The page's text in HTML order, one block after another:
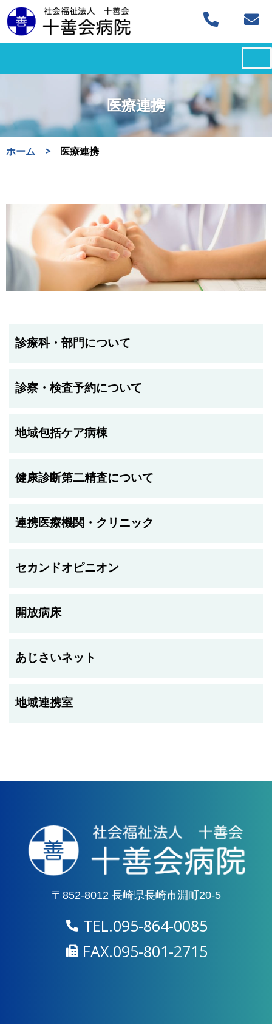
コ
ス
医療連携
ホーム > 医療連携
診療科・部門について
診察・検査予約について
地域包括ケア病棟
健康診断第二精査について
連携医療機関・クリニック
セカンドオピニオン
開放病床
あじさいネット
地域連携室
〒852-8012 長崎県長崎市淵町20-5
TEL.095-864-0085
FAX.095-801-2715